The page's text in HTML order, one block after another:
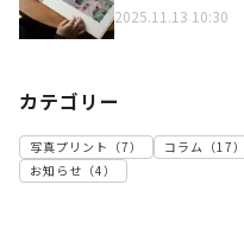
2025.11.13 10:30
カテゴリー
写真プリント （7） コラム （17）
お知らせ （4）